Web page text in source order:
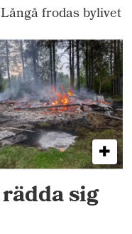
frodas bylivet
sig